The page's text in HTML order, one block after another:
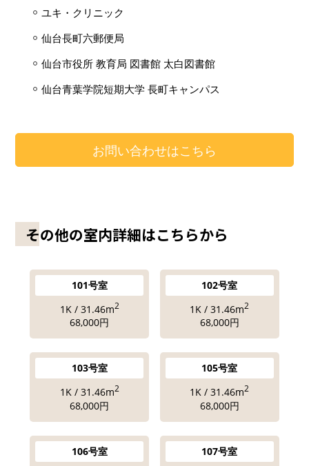
ユキ・クリニック
仙台長町六郵便局
仙台市役所 教育局 図書館 太白図書館
仙台青葉学院短期大学 長町キャンパス
お問い合わせはこちら
その他の室内詳細はこちらから
101号室
1K / 31.46m2
68,000円
102号室
1K / 31.46m2
68,000円
103号室
1K / 31.46m2
68,000円
105号室
1K / 31.46m2
68,000円
106号室
107号室